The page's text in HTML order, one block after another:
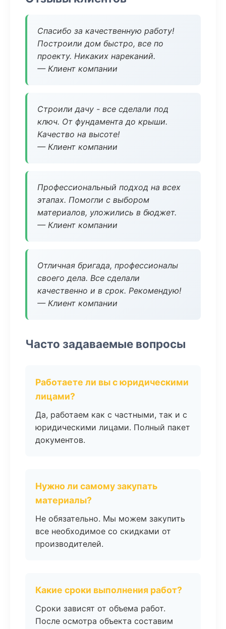
Спасибо за качественную работу!
Построили дом быстро, все по
проекту. Никаких нареканий.
— Клиент компании
Строили дачу - все сделали под
ключ. От фундамента до крыши.
Качество на высоте!
— Клиент компании
Профессиональный подход на всех
этапах. Помогли с выбором
материалов, уложились в бюджет.
— Клиент компании
Отличная бригада, профессионалы
своего дела. Все сделали
качественно и в срок. Рекомендую!
— Клиент компании
Часто задаваемые вопросы
Работаете ли вы с юридическими
лицами?
Да, работаем как с частными, так и с
юридическими лицами. Полный пакет
документов.
Нужно ли самому закупать
материалы?
Не обязательно. Мы можем закупить
все необходимое со скидками от
производителей.
Какие сроки выполнения работ?
Сроки зависят от объема работ.
После осмотра объекта составим